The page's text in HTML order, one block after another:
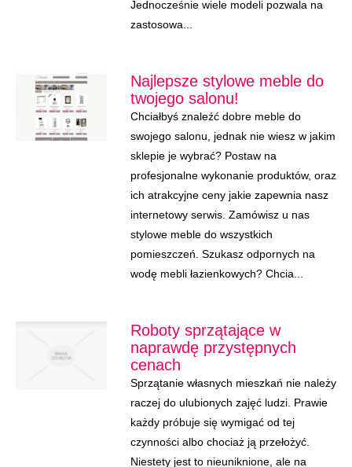
Jednocześnie wiele modeli pozwala na
zastosowa...
Najlepsze stylowe meble do
twojego salonu!
Chciałbyś znaleźć dobre meble do
swojego salonu, jednak nie wiesz w jakim
sklepie je wybrać? Postaw na
profesjonalne wykonanie produktów, oraz
ich atrakcyjne ceny jakie zapewnia nasz
internetowy serwis. Zamówisz u nas
stylowe meble do wszystkich
pomieszczeń. Szukasz odpornych na
wodę mebli łazienkowych? Chcia...
Roboty sprzątające w
naprawdę przystępnych
cenach
Sprzątanie własnych mieszkań nie należy
raczej do ulubionych zajęć ludzi. Prawie
każdy próbuje się wymigać od tej
czynności albo chociaż ją przełożyć.
Niestety jest to nieuniknione, ale na